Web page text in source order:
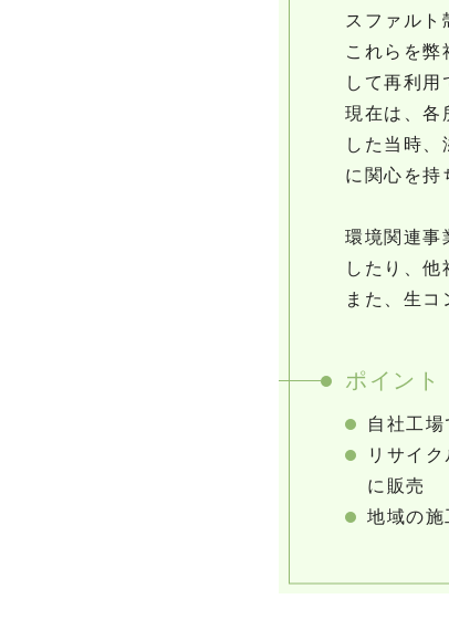
スファルト
これらを弊
して再利用
現在は、各
した当時
に関心を持
環境関連事
したり、他
また、生コ
ポイント
自社工
リサイ
に販売
地域の施